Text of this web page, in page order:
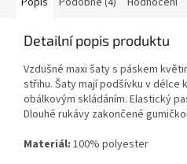
Detailní popis produktu
Vzdušné maxi šaty s páskem
střihu. Šaty mají podšívku v délce
obálkovým skládáním. Elastický
Dlouhé rukávy zakončené
Materiál: 100% polyester